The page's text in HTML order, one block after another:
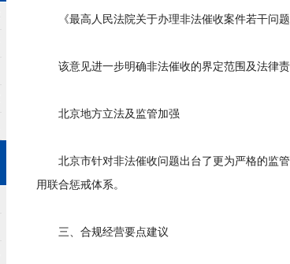
《最高人民法院关于办理非法催收案件若干问题
该意见进一步明确非法催收的界定范围及法律责
北京地方立法及监管加强
北京市针对非法催收问题出台了更为严格的监管
用联合惩戒体系。
三、合规经营要点建议